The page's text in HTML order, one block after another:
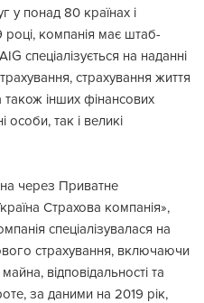
у понад 80 країнах і
році, компанія має штаб-
AIG спеціалізується на наданні
страхування життя
також інших фінансових
особи, так і великі
через Приватне
Страхова компанія»,
спеціалізувалася на
страхування, включаючи
відповідальності та
за даними на 2019 рік,